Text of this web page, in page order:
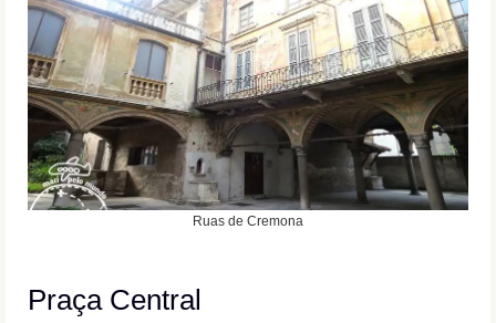
Ruas de Cremona
Praça Central